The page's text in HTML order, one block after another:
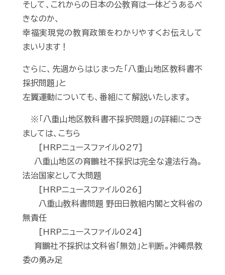
そして、これからの日本の公教育は一体どうあるべ
きなのか、
幸福実現党の教育政策をわかりやすくお伝えして
まいります！
さらに、先週からはじまった「八重山地区教科書不
採択問題」と
左翼運動についても、番組にて解説いたします。
※「八重山地区教科書不採択問題」の詳細につき
ましては、こちら
[HRPニュースファイル027]
八重山地区の育鵬社不採択は完全な違法行為。
法治国家として大問題
[HRPニュースファイル026]
八重山教科書問題 野田日教組内閣と文科省の
無責任
[HRPニュースファイル024]
育鵬社不採択は文科省「無効」と判断。沖縄県教
委の勇み足